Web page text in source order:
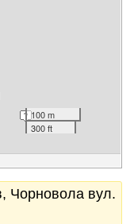
100 m
300 ft
Чорновола вул.